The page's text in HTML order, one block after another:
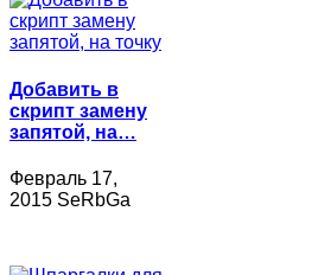
Добавить в
скрипт замену
запятой, на…
Февраль 17,
2015 SeRbGa